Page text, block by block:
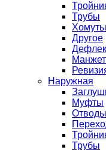
Трубы
Хомуты
Другое
Наружная
Муфты
Отводы
Трубы